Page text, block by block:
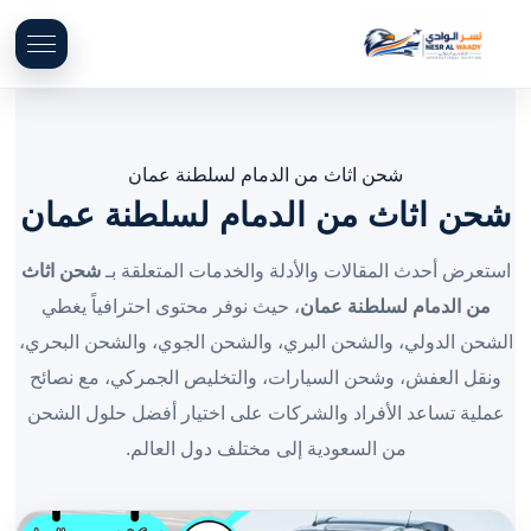
شحن اثاث من الدمام لسلطنة عمان
شحن اثاث من الدمام لسلطنة عمان
استعرض أحدث المقالات والأدلة والخدمات المتعلقة بـشحن اثاث
من الدمام لسلطنة عمان، حيث نوفر محتوى احترافياً يغطي
الشحن الدولي، والشحن البري، والشحن الجوي، والشحن البحري،
ونقل العفش، وشحن السيارات، والتخليص الجمركي، مع نصائح
عملية تساعد الأفراد والشركات على اختيار أفضل حلول الشحن
من السعودية إلى مختلف دول العالم.